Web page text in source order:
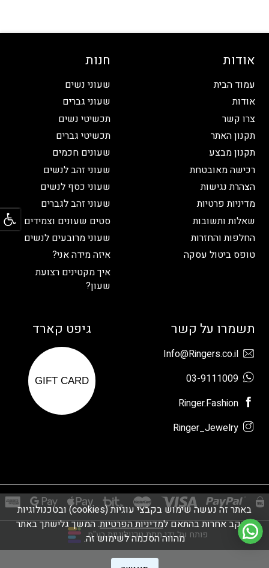
אודות
עמוד הבית
אודות
צרו קשר
תקנון האתר
תקנון מבצע
רכישה מאובטחת
הצהרת נגישות
מדיניות פרטיות
שאלות ותשובות
החלפות והחזרות
טופס ביטול עסקה
חנות
שעוני נשים
שעוני גברים
תכשיטי נשים
תכשיטי גברים
שעונים חכמים
שעוני זהב לנשים
שעוני כסף לנשים
שעוני זהב לגברים
סטים שעונים וצמידים
שעוני מרובעים לנשים
איזה מידה אני?
איך מקטינים רצועת
שעון?
תשמרו על קשר
Info@Ringers.co.il
03-9111009
Ringer.Fashion
Ringer_Jewelry
גיפט קארד
GIFT CARD
פותח על ידי מתת טכנולוגיות בע"מ
באתר זה נעשה שימוש בקבצי עוגיות (cookies) ובטכנולוגיות
מעקב אחרות בהתאם למדיניות הפרטיות. המשך גלישתך באתר
מהווה הסכמה לשימוש זה.